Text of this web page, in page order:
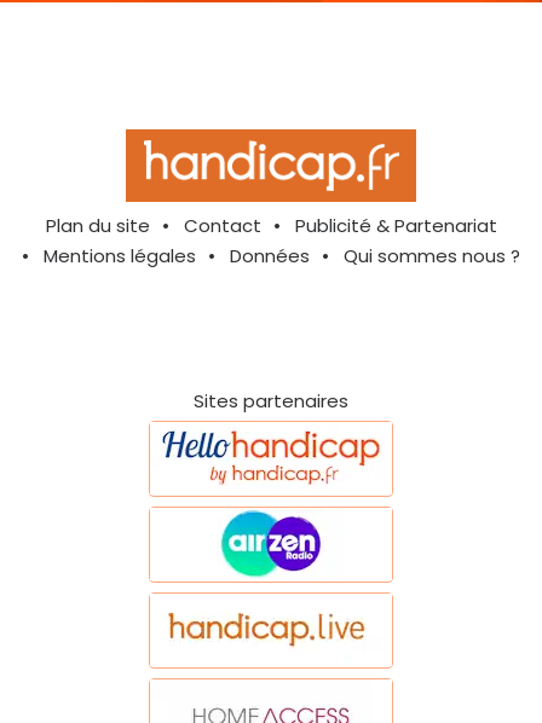
Plan du site Contact
Publicité & Partenariat
Mentions légales
Données Qui sommes nous ?
Sites partenaires